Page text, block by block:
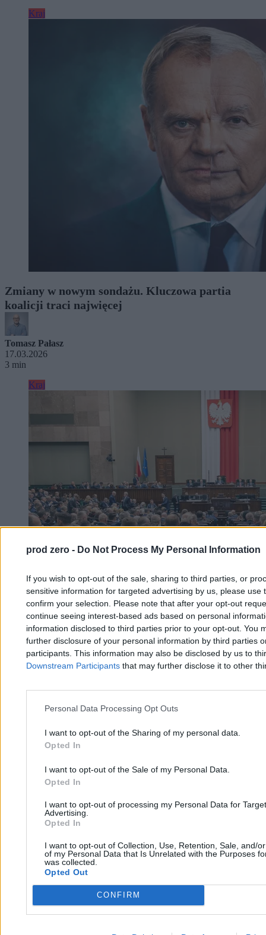
prod zero - Do Not Process My Personal Information
If you wish to opt-out of the sale, sharing to third parties, or
sensitive information for targeted advertising by us, please use
confirm your selection. Please note that after your opt-out
continue seeing interest-based ads based on personal
information disclosed to third parties prior to your opt-out. You
further disclosure of your personal information by third parties
participants. This information may also be disclosed by us to
Downstream Participants that may further disclose it to other
Personal Data Processing Opt Outs
I want to opt-out of the Sharing of my personal data.
Opted In
I want to opt-out of the Sale of my Personal Data.
Opted In
I want to opt-out of processing my Personal Data for
Advertising.
Opted In
I want to opt-out of Collection, Use, Retention, Sale, and/
of my Personal Data that Is Unrelated with the Purposes
was collected.
Opted Out
CONFIRM
Kraj
Zmiany w nowym sondażu. Kluczowa partia
koalicji traci najwięcej
Tomasz Pałasz
17.03.2026
3 min
Kraj
Wygrana bez szansy na większość. Jest nowy
Piotr Białczyk